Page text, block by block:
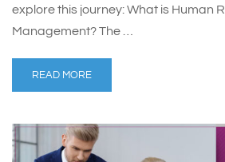
explore this journey: What is Human
Management? The …
READ MORE